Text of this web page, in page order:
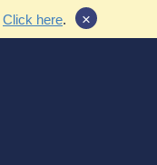
Click here. ×